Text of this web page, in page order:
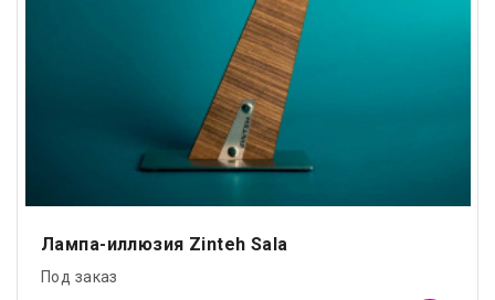
Лампа-иллюзия Zinteh Sala
Под заказ